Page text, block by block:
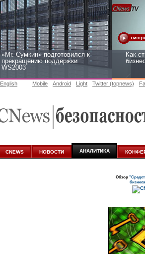
«Mr. Сумкин» подготовился к
прекращению поддержки
WS2003
Как
аналитике
English Mobile Android Light Twitter (topnews)
CNEWS НОВОСТИ АНАЛИТИКА
Обзор